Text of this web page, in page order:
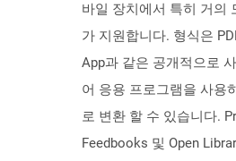
바일 장치에서 특히 거의
가 지원합니다. 형식은
App과 같은 공개적으로
어 응용 프로그램을 사용
로 변환 할 수 있습니다.
Feedbooks 및 Open